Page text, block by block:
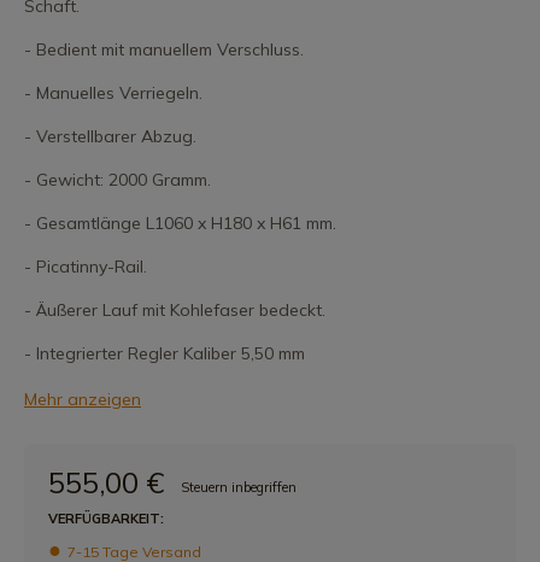
Schaft.
- Bedient mit manuellem Verschluss.
- Manuelles Verriegeln.
- Verstellbarer Abzug.
- Gewicht: 2000 Gramm.
- Gesamtlänge L1060 x H180 x H61 mm.
- Picatinny-Rail.
- Äußerer Lauf mit Kohlefaser bedeckt.
- Integrierter Regler Kaliber 5,50 mm
Mehr anzeigen
555,00 €
Steuern inbegriffen
VERFÜGBARKEIT:
7-15 Tage Versand